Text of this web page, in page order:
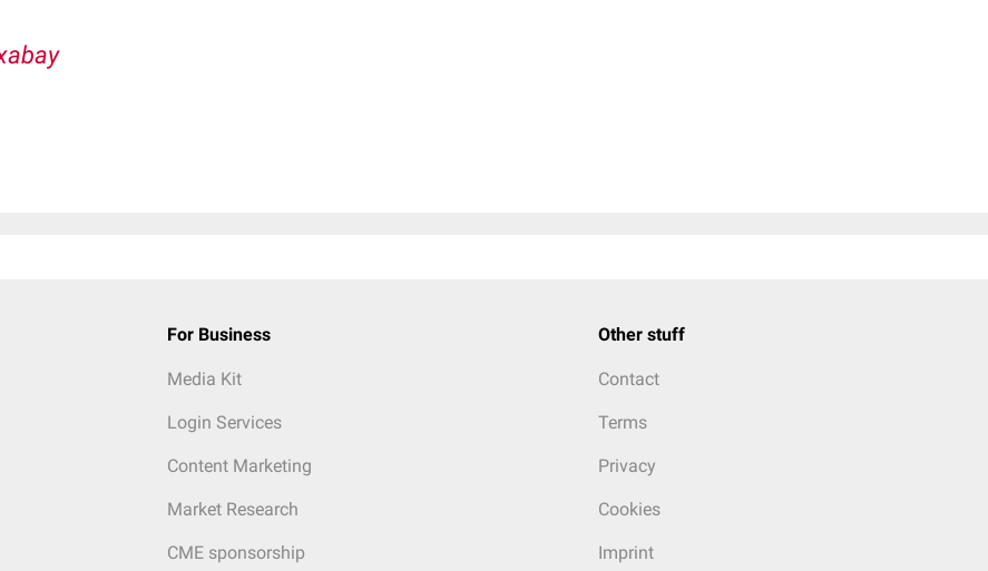
For Business
Media Kit
Login Services
Content Marketing
Market Research
CME sponsorship
Other stuff
Contact
Terms
Privacy
Cookies
Imprint